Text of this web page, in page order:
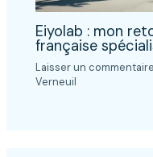
Eiyolab : mon
française
Laisser un commentaire
Verneuil